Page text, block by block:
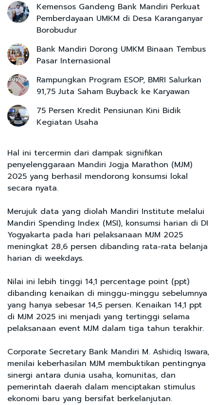
Kemensos Gandeng Bank Mandiri Perkuat
Pemberdayaan UMKM di Desa Karanganyar
Borobudur
Bank Mandiri Dorong UMKM Binaan Tembus
Pasar Internasional
Rampungkan Program ESOP, BMRI Salurkan
91,75 Juta Saham Buyback ke Karyawan
75 Persen Kredit Pensiunan Kini Bidik
Kegiatan Usaha
Hal ini tercermin dari dampak signifikan
penyelenggaraan Mandiri Jogja Marathon (MJM)
2025 yang berhasil mendorong konsumsi lokal
secara nyata.
Merujuk data yang diolah Mandiri Institute melalui
Mandiri Spending Index (MSI), konsumsi harian di DI
Yogyakarta pada hari pelaksanaan MJM 2025
meningkat 28,6 persen dibanding rata-rata belanja
harian di weekdays.
Nilai ini lebih tinggi 14,1 percentage point (ppt)
dibanding kenaikan di minggu-minggu sebelumnya
yang hanya sebesar 14,5 persen. Kenaikan 14,1 ppt
di MJM 2025 ini menjadi yang tertinggi selama
pelaksanaan event MJM dalam tiga tahun terakhir.
Corporate Secretary Bank Mandiri M. Ashidiq Iswara,
menilai keberhasilan MJM membuktikan pentingnya
sinergi antara dunia usaha, komunitas, dan
pemerintah daerah dalam menciptakan stimulus
ekonomi baru yang bersifat berkelanjutan.